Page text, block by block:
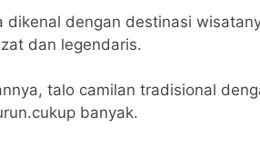
dikenal dengan destinasi
dan legendaris.
talo camilan tradisional
banyak.